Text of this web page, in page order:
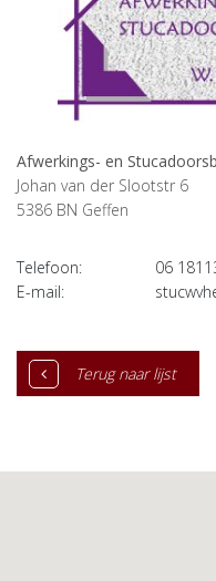
Afwerkings- en
Johan van der Slootstr 6
5386 BN Geffen
Telefoon:
06
E-mail:
Terug naar lijst